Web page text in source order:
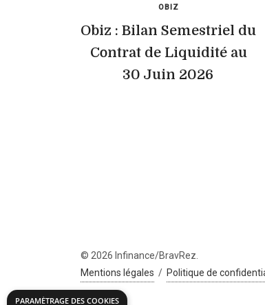
OBIZ
Obiz : Bilan Semestriel du
Contrat de Liquidité au
30 Juin 2026
© 2026 Infinance/BravRez.
Mentions légales / Politique de
PARAMÉTRAGE DES COOKIES